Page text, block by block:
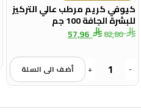
كيوفي كريم مرطب عالي التركيز
للبشرة الجافة 100 جم
82,80
57,96
-
+ أضف الى السلة